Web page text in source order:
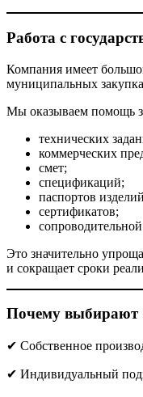
Работа с
Компания имеет
муниципальных
Мы оказываем помощь
технических
коммерческих
смет;
спецификаций;
паспортов
сертификатов;
Это значительно
и сокращает сроки
Почему выбирают
✔ Собственное
✔ Индивидуальный